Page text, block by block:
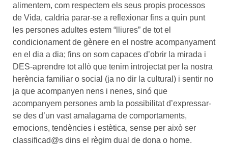
alimentem, com respectem els seus propis processos
de Vida, caldria parar-se a reflexionar fins a quin punt
les persones adultes estem “lliures” de tot el
condicionament de gènere en el nostre acompanyament
en el dia a dia; fins on som capaces d’obrir la mirada i
DES-aprendre tot allò que tenim introjectat per la nostra
herència familiar o social (ja no dir la cultural) i sentir no
ja que acompanyen nens i nenes, sinó que
acompanyem persones amb la possibilitat d’expressar-
se des d’un vast amalagama de comportaments,
emocions, tendències i estètica, sense per això ser
classificad@s dins el règim dual de dona o home.